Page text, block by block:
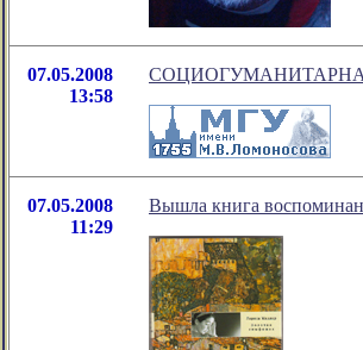
07.05.2008
13:58
07.05.2008
11:29
Вышла книга